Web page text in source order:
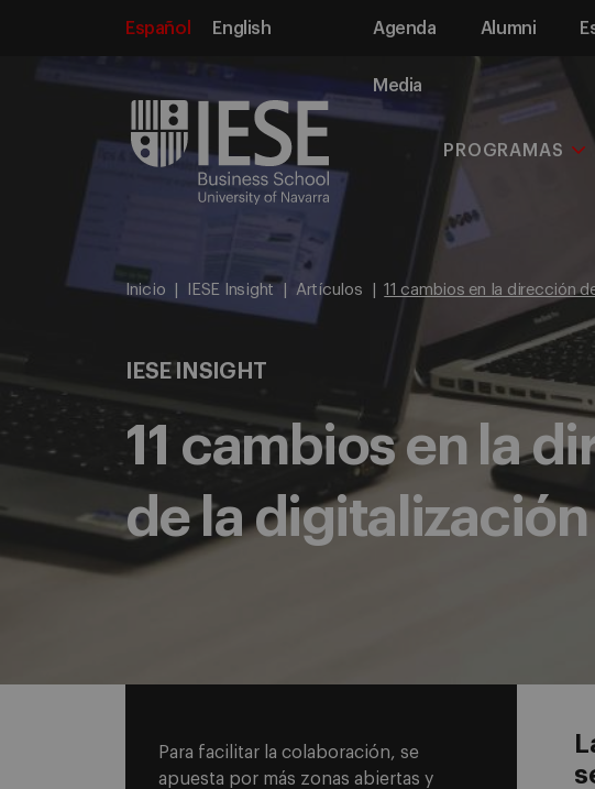
Español English Agenda Alumni
Media
PROGRAMAS
Inicio IESE Insight Artículos 11 cambios en la dirección
IESE INSIGHT
11 cambios en la
de la digitalización
Para facilitar la colaboración, se
apuesta por más zonas abiertas y